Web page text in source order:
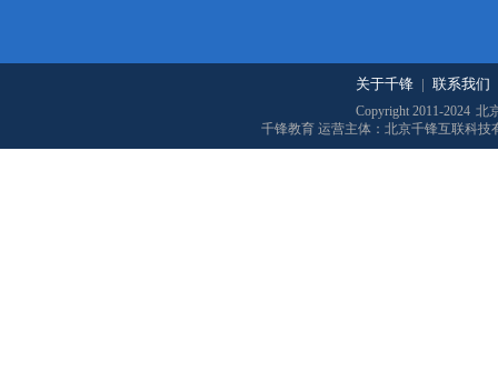
关于千锋 | 联系我们
Copyright 2011-2024 北
千锋教育 运营主体：北京千锋互联科